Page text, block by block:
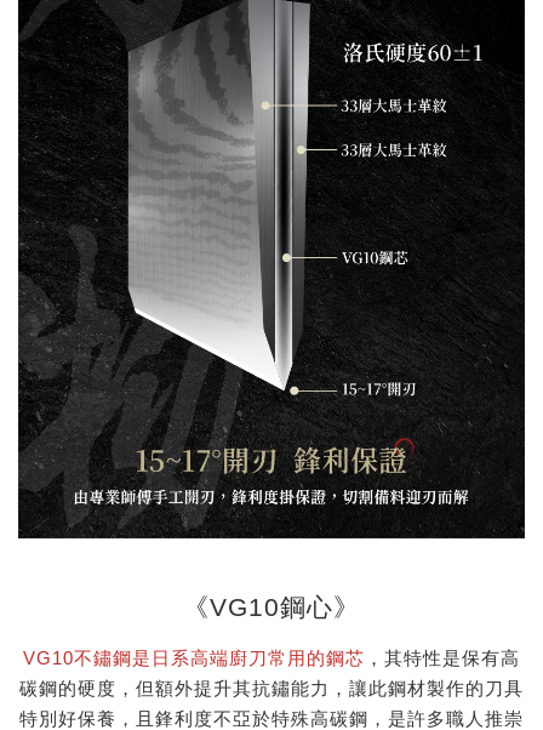
《VG10鋼心》
VG10不鏽鋼是日系高端廚刀常用的鋼芯 ，其特性是保有高
碳鋼的硬度，但額外提升其抗鏽能力，讓此鋼材製作的刀具
特別好保養，且鋒利度不亞於特殊高碳鋼，是許多職人推崇